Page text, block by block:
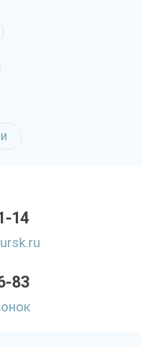
14
83